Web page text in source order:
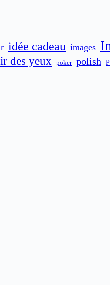
idée cadeau images
des yeux poker polish